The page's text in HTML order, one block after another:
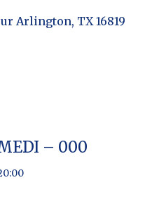
Arlington, TX 16819
– 000